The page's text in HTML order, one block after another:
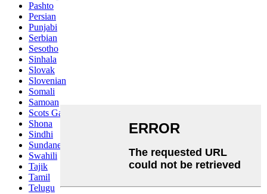
Pashto
Persian
Punjabi
Serbian
Sesotho
Sinhala
Slovak
Slovenian
Somali
Samoan
Scots Gaelic
Shona
Sindhi
Sundanese
Swahili
Tajik
Tamil
Telugu